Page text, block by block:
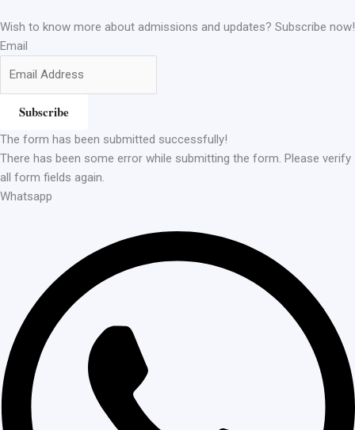
Wish to know more about admissions and updates? Subscribe now!
Email
Subscribe
The form has been submitted successfully!
There has been some error while submitting the form. Please verify
all form fields again.
Whatsapp